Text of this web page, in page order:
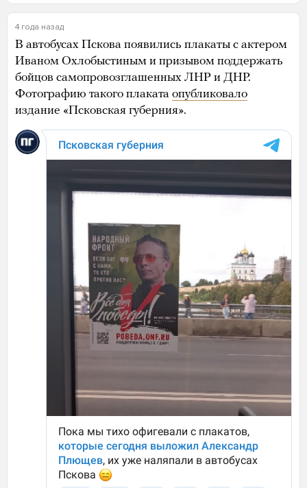
4 года назад
В автобусах Пскова появились плакаты с актером
Иваном Охлобыстиным и призывом поддержать
бойцов самопровозглашенных ЛНР и ДНР.
Фотографию такого плаката опубликовало
издание «Псковская губерния».